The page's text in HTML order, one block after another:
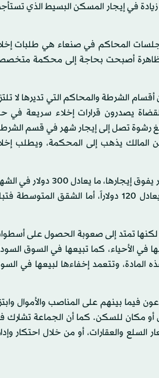
زيادة في إيجار المسكن البسيط الذي
جلسات المحاكم في صنعاء هي طلبات
الظاهرة أصبحت بحاجة إلى محكمة
الشرطة والمحاكم التي تديرها لا
يصدرون قرارات إخلاء سريعة في
دفع مبالغ رشوة تصل إلى إيجار شهر في قسم
المالك يذهب إلى المحكمة، ويطلب
ويذكر عبد الله الذي يعمل سمسار عقارات، أن الشقق باتت معدومة جداً، والمتوفر يفوق إيجارها، ما يعادل
وهو مبلغ لا يقدر عليه غالبية السكان، في حين أن أصغر شقة بات إيجارها ما يعادل 120 دولاراً، أما الشقق
لكنها تمتد إلى صعوبة الحصول على
الأحياء، كما تبيعها في السوق
وتتعمد إخفاءها لبيعها في
فيما بينهم على المناصب والأموال
أو مكان للسكن. كما أن الجماعة تشارك
والعقارات، أو من خلال احتكار